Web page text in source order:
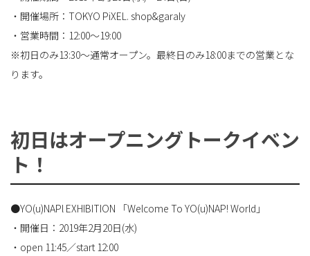
・開催場所：TOKYO PiXEL. shop&garaly
・営業時間：12:00～19:00
※初日のみ13:30～通常オープン。最終日のみ18:00までの営業とな
ります。
初日はオープニングトークイベン
ト！
●YO(u)NAPl EXHIBITION 「Welcome To YO(u)NAP! World」
・開催日：2019年2月20日(水)
・open 11:45／start 12:00